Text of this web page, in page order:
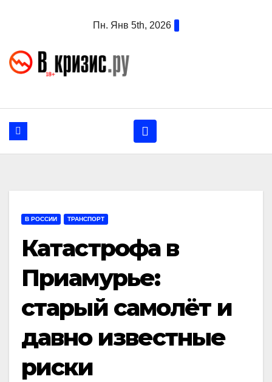
Пн. Янв 5th, 2026
В РОССИИ ТРАНСПОРТ
Катастрофа в
Приамурье:
старый самолёт и
давно известные
риски